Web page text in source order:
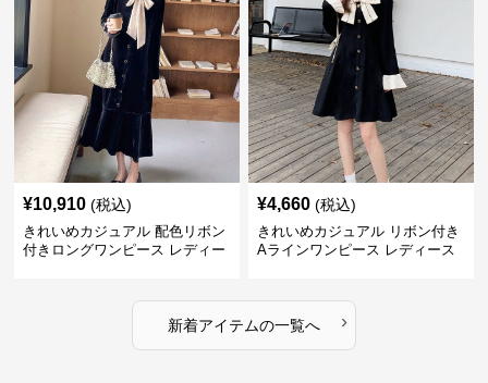
ン おしゃれ
¥10,910 (税込)
きれいめカジュアル 配色リボン
付きロングワンピース レディー
¥4,660 (税込)
きれいめカジュアル リボン付き
Aラインワンピース レディース
ン
新着アイテムの一覧へ ›